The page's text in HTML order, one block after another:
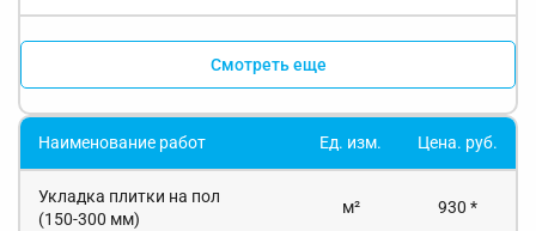
Смотреть еще
Наименование работ Ед. изм. Цена. руб.
Укладка плитки на пол
(150-300 мм)
м² 930 *